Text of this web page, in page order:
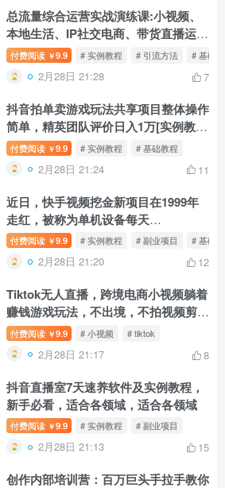
总流量综合运营实战演练课:小视频、
本地生活、IP社交电商、带货直播运
营。
付费阅读 ￥9.9 # 实例教程 # 引流方法 # 基础
2月28日 21:28 7
抖音拍单卖游戏玩法共享项目整体操作
简单，精英团队评价日入1万[实例教程
素材内容】
付费阅读 ￥9.9 # 实例教程 # 基础教程
2月28日 21:24 11
近日，快手视频挖金新项目在1999年
走红，被称为单机设备每天
100~200[全套详细游戏玩法实例教程]
付费阅读 ￥9.9 # 实例教程 # 副业项目 # 基础
2月28日 21:20 12
Tiktok无人直播，跨境电商小视频躺着
赚钱游戏玩法，不出境，不拍视频剪
辑，不拍照，不发货，不售后
付费阅读 ￥9.9 # 小视频 # tiktok
2月28日 21:17 8
抖音直播室7天速养软件及实例教程，
新手必看，适合各领域，适合各领域
付费阅读 ￥9.9 # 实例教程 # 副业项目
2月28日 21:13 15
创作内部培训营：百万巨头手拉手教你